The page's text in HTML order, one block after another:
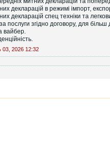
декларацій в режимі імпорт,
декларацій спец техніки та
послуги згідно договору, для
вайбер.
03, 2026 12:32
- брокерські послуги